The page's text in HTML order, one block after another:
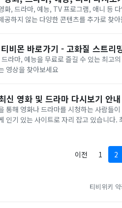
화, 드라마, 예능, TV 프로그램, 애니 등
공하지 않는 다양한 콘텐츠를 추가로 찾
비몬 바로가기 - 고화질 스트리
라마, 예능을 무료로 즐길 수 있는 최고
영상을 찾아보세요
신 영화 및 드라마 다시보기 안내
통해 영화나 드라마를 시청하는 사람들
인기 있는 사이트로 자리 잡고 있습니다
이전 1 2
티비위키